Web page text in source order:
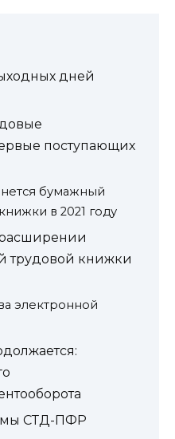
дней
поступающих
бумажный
в 2021 году
трудовой книжки
электронной
СТД-ПФР